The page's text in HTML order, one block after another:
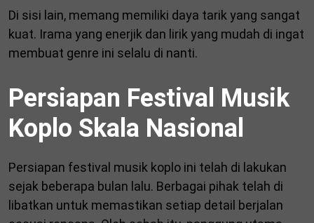
Di sisi lain, memang memiliki daya tarik yang sangat
kuat. Irama yang enerjik dan lirik yang mudah di ingat
membuat genre ini selalu di nanti.
Persiapan Festival Musik
Koplo Skala Nasional
Persiapan festival musik koplo ini telah di lakukan
sejak beberapa bulan lalu. Berbagai pihak telah di
libatkan untuk memastikan setiap detail berjalan